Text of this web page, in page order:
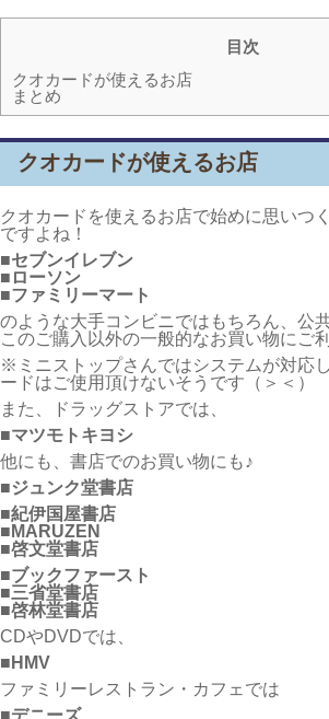
目次
クオカードが使えるお店
まとめ
クオカードが使えるお店
クオカードを使えるお店で始めに思いつ
ですよね！
■セブンイレブン
■ローソン
■ファミリーマート
のような大手コンビニではもちろん、公
このご購入以外の一般的なお買い物にご
※ミニストップさんではシステムが対応
ードはご使用頂けないそうです（＞＜）
また、ドラッグストアでは、
■マツモトキヨシ
他にも、書店でのお買い物にも♪
■ジュンク堂書店
■紀伊国屋書店
■MARUZEN
■啓文堂書店
■ブックファースト
■三省堂書店
■啓林堂書店
CDやDVDでは、
■HMV
ファミリーレストラン・カフェでは
■デニーズ